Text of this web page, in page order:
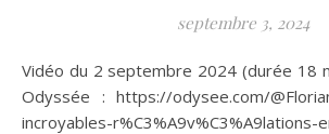
septembre 3, 2024
Vidéo du 2 septembre 2024 (durée 18 min) : Source vidéo
Odyssée : https://odysee.com/
incroyables-r%C3%A9v%C3%A9lations-